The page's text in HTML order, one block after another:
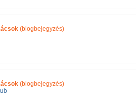
(blogbejegyzés)
(blogbejegyzés)